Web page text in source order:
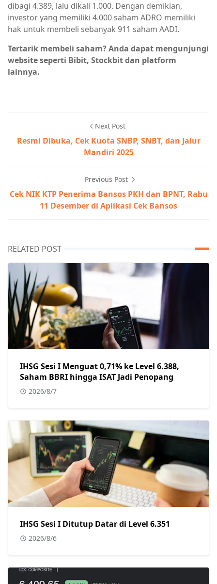
dibagi 4.389, lalu dikali 1.000. Dengan demikian,
investor yang memiliki 4.000 saham ADRO memiliki
hak untuk membeli sebanyak 911 saham AADI.
Tertarik membeli saham? Anda dapat mengunjungi
website seperti Bibit, Stockbit dan platform
lainnya.
Next Post
Resmi Dibuka, Cek Kuota SNBP, SNBT, dan Jalur
Mandiri 2025
Previous Post
Cek NIK KTP Penerima Bansos PKH dan BPNT, Rabu
11 Desember di Aplikasi Cek Bansos
RELATED POST
IHSG Sesi I Menguat 0,71% ke Level 6.388,
Saham BBRI hingga ISAT Jadi Penopang
2026/8/7
IHSG Sesi I Ditutup Datar di Level 6.351
2026/8/6